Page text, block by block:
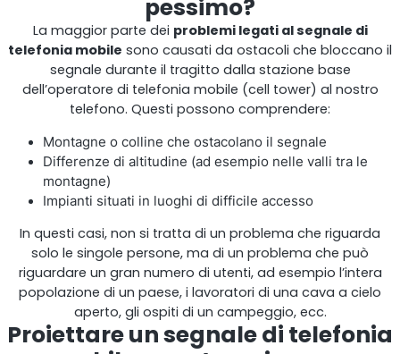
Pianificatore di installazione online
pessimo?
La maggior parte dei problemi legati al segnale di
telefonia mobile sono causati da ostacoli che bloccano il
segnale durante il tragitto dalla stazione base
dell’operatore di telefonia mobile (cell tower) al nostro
telefono. Questi possono comprendere:
Montagne o colline che ostacolano il segnale
Differenze di altitudine (ad esempio nelle valli tra le
montagne)
Impianti situati in luoghi di difficile accesso
In questi casi, non si tratta di un problema che riguarda
solo le singole persone, ma di un problema che può
riguardare un gran numero di utenti, ad esempio l’intera
popolazione di un paese, i lavoratori di una cava a cielo
aperto, gli ospiti di un campeggio, ecc.
Proiettare un segnale di telefonia